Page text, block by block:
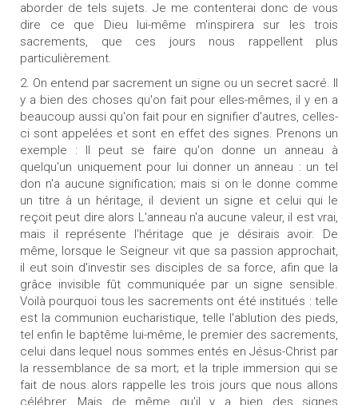
aborder de tels sujets. Je me contenterai donc de vous
dire ce que Dieu lui-même m'inspirera sur les trois
sacrements, que ces jours nous rappellent plus
particulièrement.
2. On entend par sacrement un signe ou un secret sacré. Il
y a bien des choses qu'on fait pour elles-mêmes, il y en a
beaucoup aussi qu'on fait pour en signifier d'autres, celles-
ci sont appelées et sont en effet des signes. Prenons un
exemple : Il peut se faire qu'on donne un anneau à
quelqu'un uniquement pour lui donner un anneau : un tel
don n'a aucune signification; mais si on le donne comme
un titre à un héritage, il devient un signe et celui qui le
reçoit peut dire alors L'anneau n'a aucune valeur, il est vrai,
mais il représente l'héritage que je désirais avoir. De
même, lorsque le Seigneur vit que sa passion approchait,
il eut soin d'investir ses disciples de sa force, afin que la
grâce invisible fût communiquée par un signe sensible.
Voilà pourquoi tous les sacrements ont été institués : telle
est la communion eucharistique, telle l'ablution des pieds,
tel enfin le baptême lui-même, le premier des sacrements,
celui dans lequel nous sommes entés en Jésus-Christ par
la ressemblance de sa mort; et la triple immersion qui se
fait de nous alors rappelle les trois jours que nous allons
célébrer. Mais de même qu'il y a bien des signes